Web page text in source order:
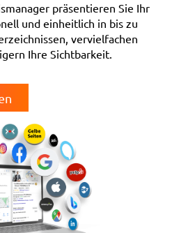
präsentieren Sie Ihr
und einheitlich in bis zu
vervielfachen
Ihre Sichtbarkeit.